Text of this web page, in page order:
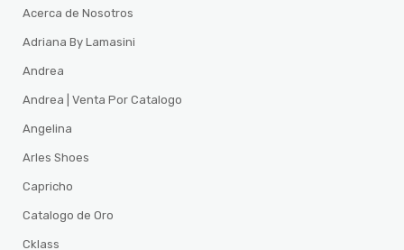
Acerca de Nosotros
Adriana By Lamasini
Andrea
Andrea | Venta Por Catalogo
Angelina
Arles Shoes
Capricho
Catalogo de Oro
Cklass